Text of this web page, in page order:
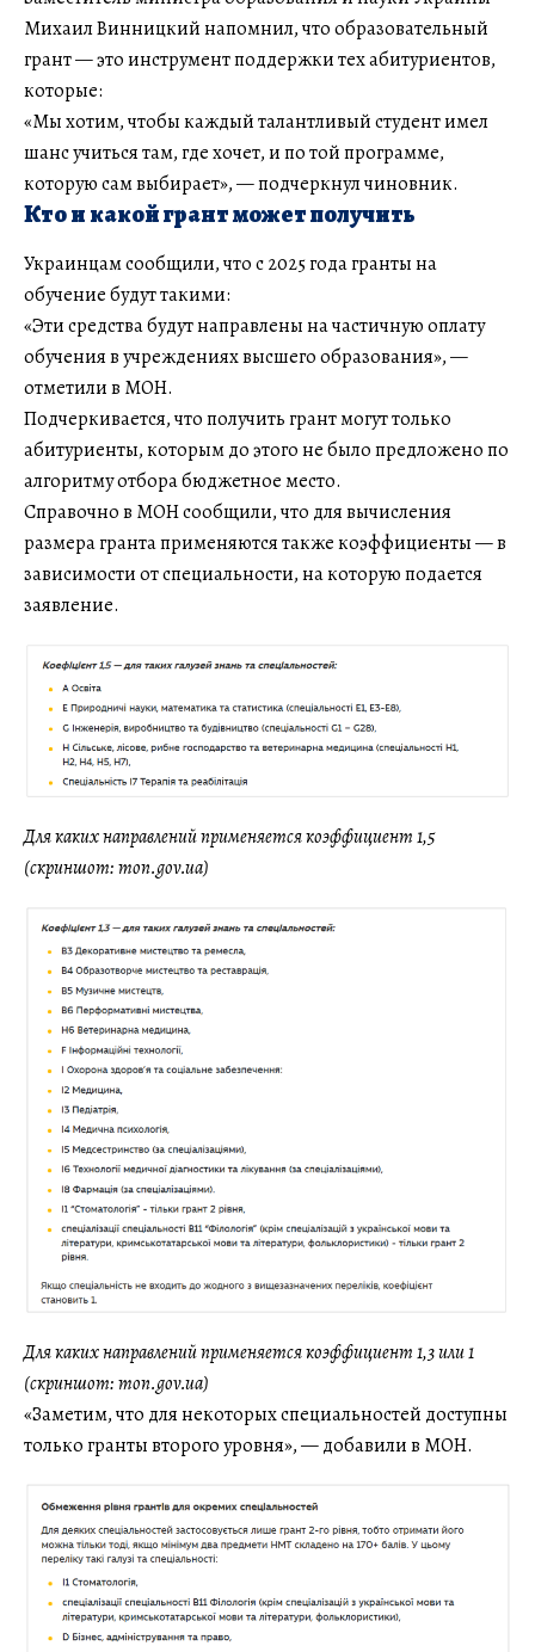
Михаил Винницкий напомнил, что образовательный
грант — это инструмент поддержки тех абитуриентов,
которые:
«Мы хотим, чтобы каждый талантливый студент имел
шанс учиться там, где хочет, и по той программе,
которую сам выбирает», — подчеркнул чиновник.
Кто и какой грант может получить
Украинцам сообщили, что с 2025 года гранты на
обучение будут такими:
«Эти средства будут направлены на частичную оплату
обучения в учреждениях высшего образования», —
отметили в МОН.
Подчеркивается, что получить грант могут только
абитуриенты, которым до этого не было предложено по
алгоритму отбора бюджетное место.
Справочно в МОН сообщили, что для вычисления
размера гранта применяются также коэффициенты — в
зависимости от специальности, на которую подается
заявление.
Для каких направлений применяется коэффициент 1,5
(скриншот: mon.gov.ua)
Для каких направлений применяется коэффициент 1,3 или 1
(скриншот: mon.gov.ua)
«Заметим, что для некоторых специальностей доступны
только гранты второго уровня», — добавили в МОН.